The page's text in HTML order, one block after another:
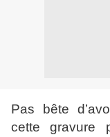
Pas bête
cette gravure